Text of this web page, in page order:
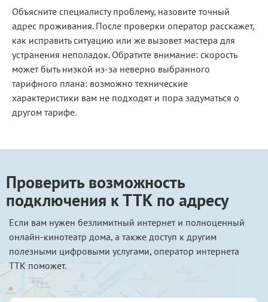
Объясните специалисту проблему, назовите точный
адрес проживания. После проверки оператор расскажет,
как исправить ситуацию или же вызовет мастера для
устранения неполадок. Обратите внимание: скорость
может быть низкой из-за неверно выбранного
тарифного плана: возможно технические
характеристики вам не подходят и пора задуматься о
другом тарифе.
Проверить возможность
подключения к ТТК по адресу
Если вам нужен безлимитный интернет и полноценный
онлайн-кинотеатр дома, а также доступ к другим
полезными цифровыми услугами, оператор интернета
ТТК поможет.